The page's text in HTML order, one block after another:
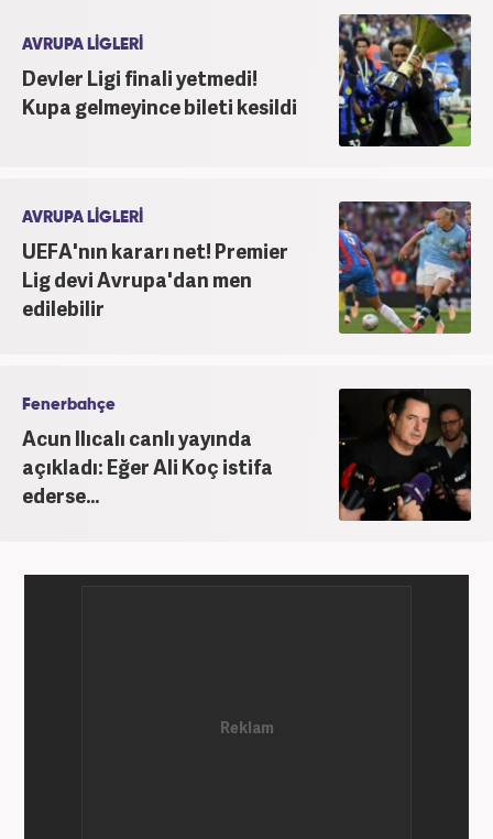
AVRUPA LİGLERİ
Devler Ligi finali yetmedi!
Kupa gelmeyince bileti kesildi
AVRUPA LİGLERİ
UEFA'nın kararı net! Premier
Lig devi Avrupa'dan men
edilebilir
Fenerbahçe
Acun Ilıcalı canlı yayında
açıkladı: Eğer Ali Koç istifa
ederse...